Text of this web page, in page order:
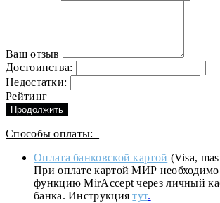
Ваш отзыв
Достоинства:
Недостатки:
Рейтинг
Продолжить
Способы оплаты:
Оплата банковской картой (Visa,
При оплате картой МИР
функцию MirAccept через личный
банка. Инструкциятут.